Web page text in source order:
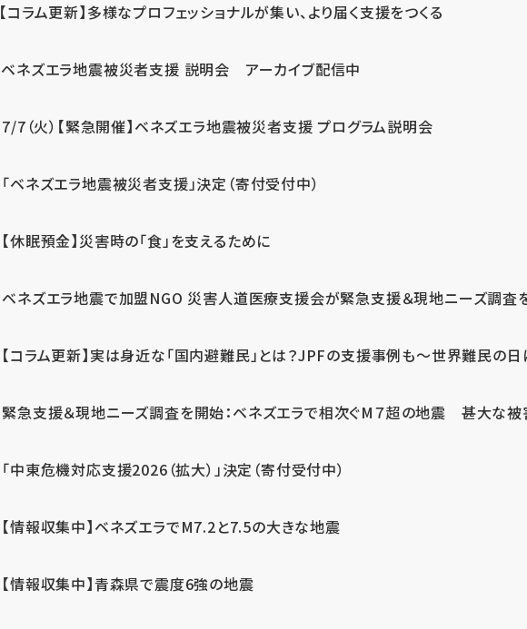
【コラム更新】多様なプロフェッショナルが集い、より届く支援をつくる
ベネズエラ地震被災者支援 説明会 アーカイブ配信中
7/7（火）【緊急開催】ベネズエラ地震被災者支援 プログラム説明会
「ベネズエラ地震被災者支援」決定（寄付受付中）
【休眠預金】災害時の「食」を支えるために
ベネズエラ地震で加盟NGO 災害人道医療支援会が緊急支援＆現地ニーズ調査
【コラム更新】実は身近な「国内避難民」とは？JPFの支援事例も～世界難民の日
緊急支援＆現地ニーズ調査を開始：ベネズエラで相次ぐM７超の地震 甚大な被
「中東危機対応支援2026（拡大）」決定（寄付受付中）
【情報収集中】ベネズエラでM7.2と7.5の大きな地震
【情報収集中】青森県で震度6強の地震